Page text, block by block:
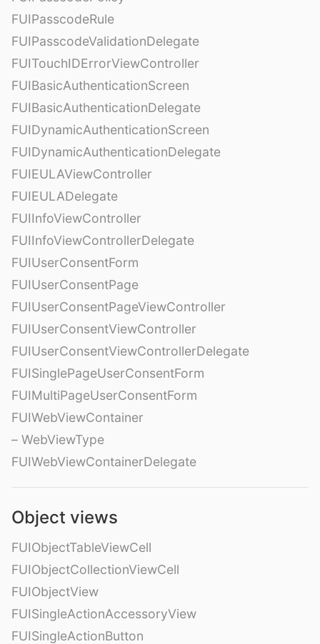
FUIPasscodeRule
FUIPasscodeValidationDelegate
FUITouchIDErrorViewController
FUIBasicAuthenticationScreen
FUIBasicAuthenticationDelegate
FUIDynamicAuthenticationScreen
FUIDynamicAuthenticationDelegate
FUIEULAViewController
FUIEULADelegate
FUIInfoViewController
FUIInfoViewControllerDelegate
FUIUserConsentForm
FUIUserConsentPage
FUIUserConsentPageViewController
FUIUserConsentViewController
FUIUserConsentViewControllerDelegate
FUISinglePageUserConsentForm
FUIMultiPageUserConsentForm
FUIWebViewContainer
– WebViewType
FUIWebViewContainerDelegate
Object views
FUIObjectTableViewCell
FUIObjectCollectionViewCell
FUIObjectView
FUISingleActionAccessoryView
FUISingleActionButton